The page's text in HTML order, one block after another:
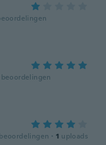
beoordelingen
beoordelingen · 1 uploads